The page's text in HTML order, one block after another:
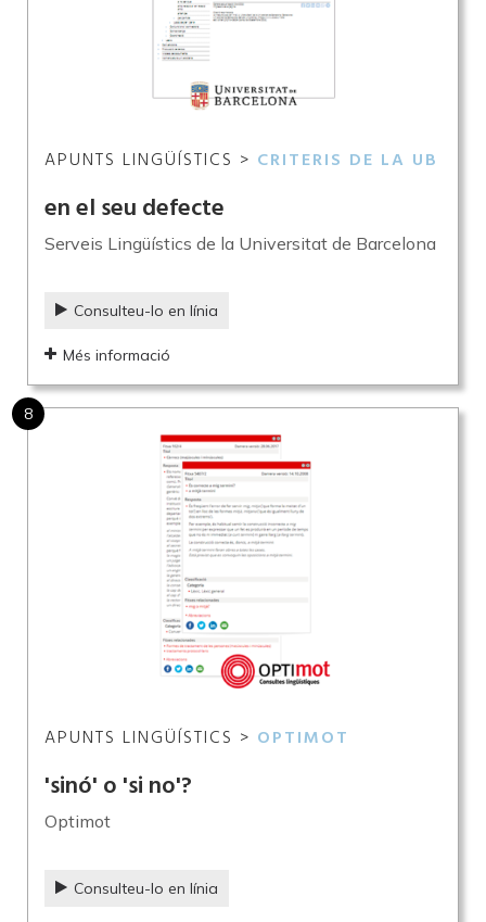
APUNTS LINGÜÍSTICS > CRITERIS DE LA UB
en el seu defecte
Serveis Lingüístics de la Universitat de Barcelona
Consulteu-lo en línia
Més informació
8
APUNTS LINGÜÍSTICS > OPTIMOT
'sinó' o 'si no'?
Optimot
Consulteu-lo en línia